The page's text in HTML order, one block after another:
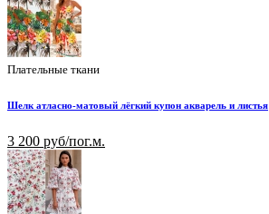
Плательные ткани
Шелк атласно-матовый лёгкий купон акварель и листья
3 200 руб/пог.м.